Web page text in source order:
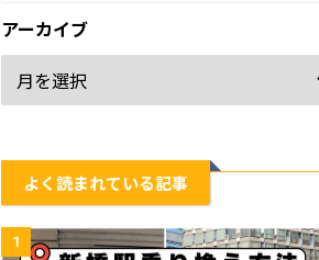
アーカイブ
よく読まれている記事
1